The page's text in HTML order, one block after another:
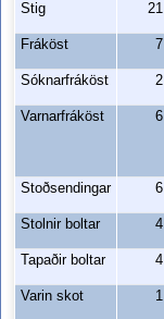
Stig
21
Fráköst
7
Sóknarfráköst
2
Varnarfráköst
6
Stoðsendingar
6
Stolnir boltar
4
Tapaðir boltar
4
Varin skot
1